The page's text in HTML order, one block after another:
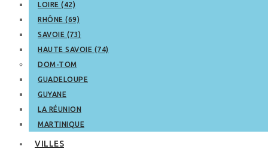
LOIRE (42)
RHÔNE (69)
SAVOIE (73)
HAUTE SAVOIE (74)
DOM-TOM
GUADELOUPE
GUYANE
LA RÉUNION
MARTINIQUE
VILLES